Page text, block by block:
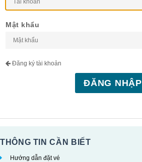
Mật khẩu
Đăng ký tài khoản
ĐĂNG NHẬP
THÔNG TIN CẦN BIẾT
Hướng dẫn đặt vé